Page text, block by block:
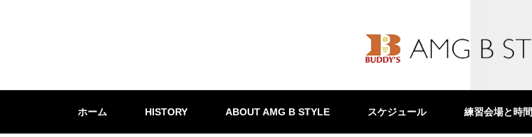
ホーム HISTORY ABOUT AMG B STYLE スケジュール 練習会場と時間